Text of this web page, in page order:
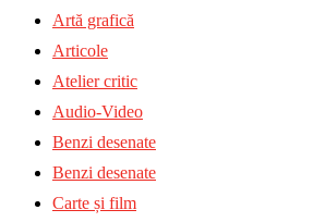
Artă grafică
Articole
Atelier critic
Audio-Video
Benzi desenate
Benzi desenate
Carte și film